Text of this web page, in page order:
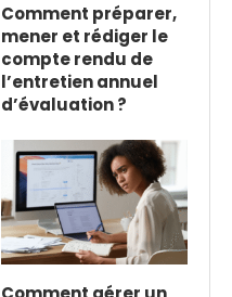
Comment préparer,
mener et rédiger le
compte rendu de
l’entretien annuel
d’évaluation ?